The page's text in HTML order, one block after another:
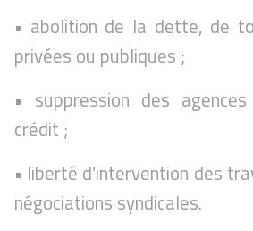
• abolition de la dette, de
privées ou publiques ;
• suppression des
crédit ;
• liberté d’intervention des
négociations syndicales.